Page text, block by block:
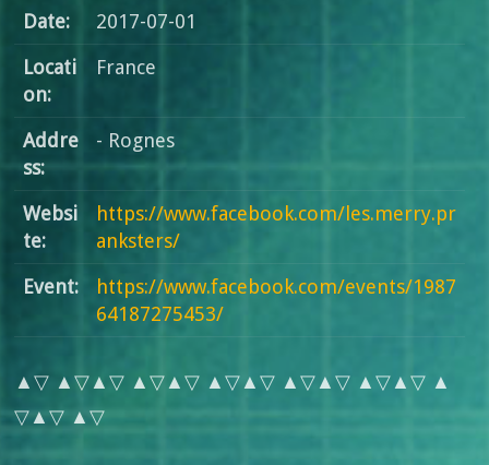
Date:
2017-07-01
Locati
on:
France
Addre
ss:
- Rognes
Websi
te:
https://www.facebook.com/les.merry.pr
anksters/
Event:
https://www.facebook.com/events/1987
64187275453/
▲▽ ▲▽▲▽ ▲▽▲▽ ▲▽▲▽ ▲▽▲▽ ▲▽▲▽ ▲
▽▲▽ ▲▽